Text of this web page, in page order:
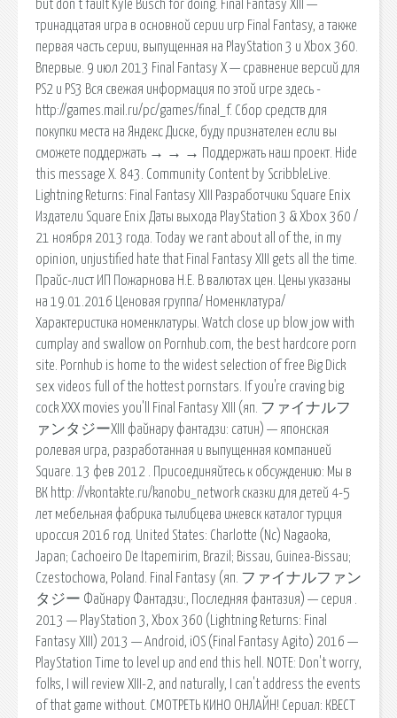
but don’t fault Kyle Busch for doing. Final Fantasy XIII —
тринадцатая игра в основной серии игр Final Fantasy, а также
первая часть серии, выпущенная на PlayStation 3 и Xbox 360.
Впервые. 9 июл 2013 Final Fantasy X — сравнение версий для
PS2 и PS3 Вся свежая информация по этой игре здесь -
http://games.mail.ru/pc/games/final_f. Сбор средств для
покупки места на Яндекс Диске, буду признателен если вы
сможете поддержать → → → Поддержать наш проект. Hide
this message X. 843. Community Content by ScribbleLive.
Lightning Returns: Final Fantasy XIII Разработчики Square Enix
Издатели Square Enix Даты выхода PlayStation 3 & Xbox 360 /
21 ноября 2013 года. Today we rant about all of the, in my
opinion, unjustified hate that Final Fantasy XIII gets all the time.
Прайс-лист ИП Пожарнова Н.Е. В валютах цен. Цены указаны
на 19.01.2016 Ценовая группа/ Номенклатура/
Характеристика номенклатуры. Watch close up blow jow with
cumplay and swallow on Pornhub.com, the best hardcore porn
site. Pornhub is home to the widest selection of free Big Dick
sex videos full of the hottest pornstars. If you're craving big
cock XXX movies you'll Final Fantasy XIII (яп. ファイナルフ
ァンタジーXIII файнару фантадзи: сатин) — японская
ролевая игра, разработанная и выпущенная компанией
Square. 13 фев 2012 . Присоединяйтесь к обсуждению: Мы в
ВК http: //vkontakte.ru/kanobu_network сказки для детей 4-5
лет мебельная фабрика тылибцева ижевск каталог турция
ироссия 2016 год. United States: Charlotte (Nc) Nagaoka,
Japan; Cachoeiro De Itapemirim, Brazil; Bissau, Guinea-Bissau;
Czestochowa, Poland. Final Fantasy (яп. ファイナルファン
タジー Файнару Фантадзи:, Последняя фантазия) — серия .
2013 — PlayStation 3, Xbox 360 (Lightning Returns: Final
Fantasy XIII) 2013 — Android, iOS (Final Fantasy Agito) 2016 —
PlayStation Time to level up and end this hell. NOTE: Don't worry,
folks, I will review XIII-2, and naturally, I can't address the events
of that game without. СМОТРЕТЬ КИНО ОНЛАЙН! Сериал: КВЕСТ